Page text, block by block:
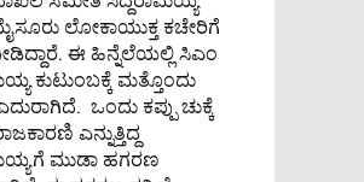
ಲೋಕಾಯುಕ್ತ ಕಚೇರಿಗೆ
ಈ ಹಿನ್ನೆಲೆಯಲ್ಲಿ ಸಿಎಂ
ಕುಟುಂಬಕ್ಕೆ ಮತ್ತೊಂದು
ಒಂದು ಕಪ್ಪು ಚುಕ್ಕೆ
ಎನ್ನುತ್ತಿದ್ದ
ಮುಡಾ ಹಗರಣ